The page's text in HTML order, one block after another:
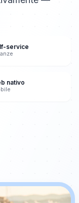
service
nativo